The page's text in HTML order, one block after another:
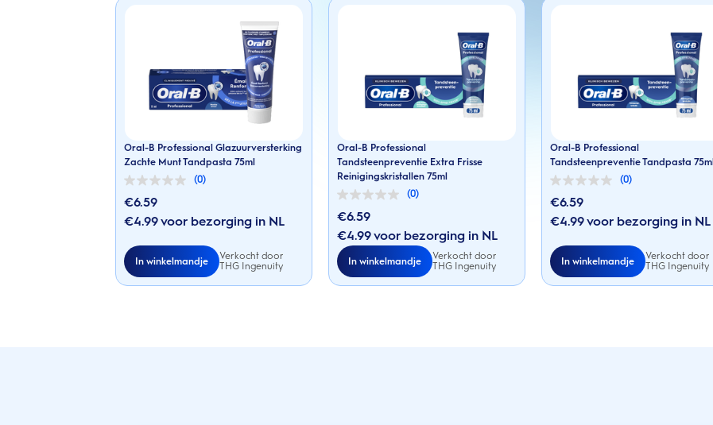
Oral-B Professional Glazuurversterking
Zachte Munt Tandpasta 75ml
(0)
0.0
van
de
5
€6.59
€4.99 voor bezorging in NL
In winkelmandje
Verkocht door
THG Ingenuity
Oral-B Professional
Tandsteenpreventie Extra Frisse
Reinigingskristallen 75ml
(0)
0.0
van
de
5
sterren.
€6.59
€4.99 voor bezorging in NL
In winkelmandje
Verkocht door
THG Ingenuity
Oral-B Professional
Tandsteenpreventie Tandpasta 75ml
(0)
0.0
van
de
5
€6.59
€4.99 voor bezorging in NL
In winkelmandje
Verkocht door
THG Ingenuity